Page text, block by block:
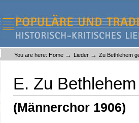
Liederlexikon
You are here: Home → Lieder → Zu Bethlehem
E. Zu
(Männerchor 1906)